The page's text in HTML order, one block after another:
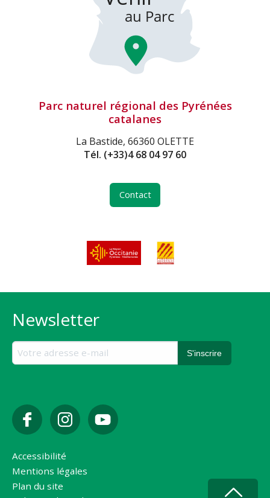
Parc naturel régional des Pyrénées
catalanes
La Bastide, 66360 OLETTE
Tél. (+33)4 68 04 97 60
Contact
Newsletter
Accessibilité
Mentions légales
Plan du site